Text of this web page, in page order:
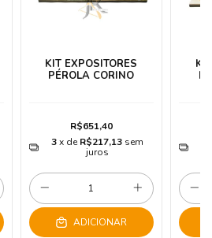
KIT EXPOSITORES
PÉROLA CORINO
R$651,40
3 x de R$217,13 sem
juros
ADICIONAR